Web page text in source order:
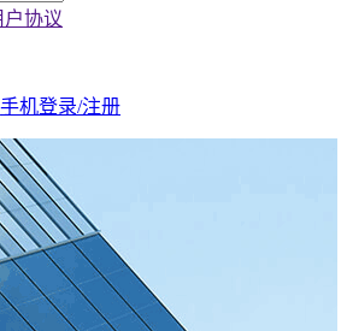
户协议
手机登录/注册